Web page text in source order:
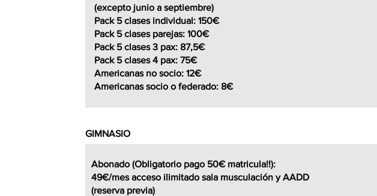
(excepto junio a septiembre)
Pack 5 clases individual: 150€
Pack 5 clases parejas: 100€
Pack 5 clases 3 pax: 87,5€
Pack 5 clases 4 pax: 75€
Americanas no socio: 12€
Americanas socio o federado: 8€
GIMNASIO
Abonado (Obligatorio pago 50€ matricula!!):
49€/mes acceso ilimitado sala musculación y AADD
(reserva previa)